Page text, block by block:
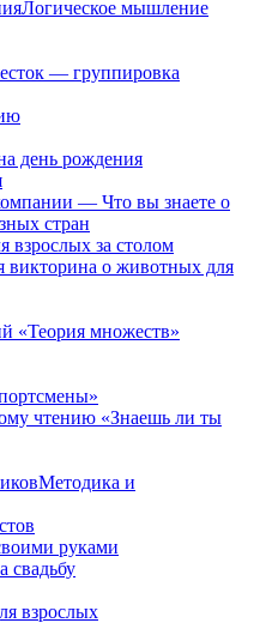
Логическое мышление
— группировка
день рождения
— Что вы знаете о
стран
взрослых за столом
викторина о животных для
«Теория множеств»
чтению «Знаешь ли ты
Методика и
руками
свадьбу
взрослых